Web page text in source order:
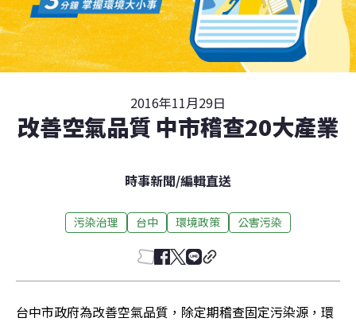
2016年11月29日
改善空氣品質 中市稽查20大產業
時事新聞/編輯直送
污染治理 台中 環境政策 公害污染
台中市政府為改善空氣品質，除定期稽查固定污染源，環